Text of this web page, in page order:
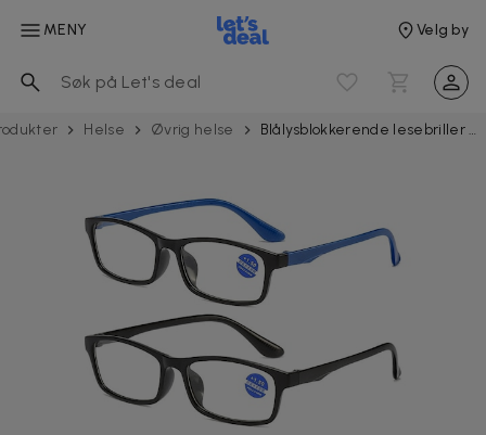
MENY Velg by
Helse Øvrig helse Blålysblokkerende lesebriller med blålysfilter 4-Pack